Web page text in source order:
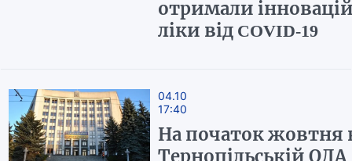
отримали
ліки від COVID-19
04.10
17:40
На початок жовтня
Тернопільській ОДА